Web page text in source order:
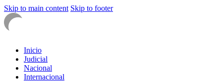
Skip to main content Skip to footer
Inicio
Judicial
Nacional
Internacional